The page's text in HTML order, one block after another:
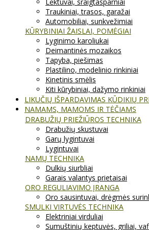
Traukiniai, trasos, garažai
Automobiliai, sunkvežimiai
KŪRYBINIAI ŽAISLAI, POMĖGIAI
Lyginimo karoliukai
Deimantinės mozaikos
Tapyba, piešimas
Plastilino, modelinio rinkiniai
Kinetinis smėlis
Kiti kūrybiniai, dažymo rinkiniai
LIKUČIŲ IŠPARDAVIMAS KŪDIKIŲ
NAMAMS, MAMOMS IR TĖČIAMS
DRABUŽIŲ PRIEŽIŪROS TECHNIKA
Drabužių skustuvai
Garų lygintuvai
Lygintuvai
NAMŲ TECHNIKA
Dulkių siurbliai
Garais valantys prietaisai
ORO REGULIAVIMO ĮRANGA
Oro sausintuvai, drėgmės
SMULKI VIRTUVĖS TECHNIKA
Elektriniai virduliai
Sumuštinių keptuvės, griliai,